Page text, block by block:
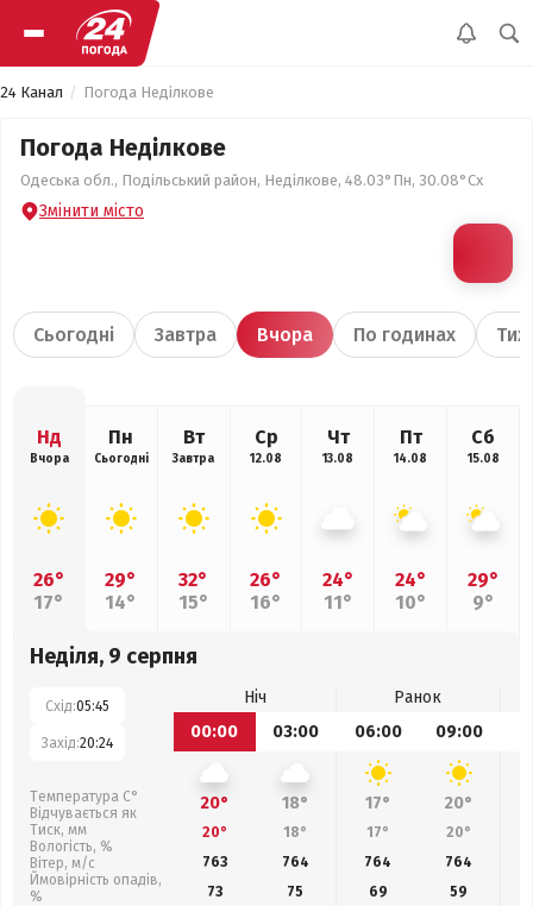
24 Канал Погода Неділкове
Погода Неділкове
Одеська обл., Подільський район, Неділкове, 48.03°Пн, 30.08°Сх
Змінити місто
Сьогодні Завтра Вчора По годинах
Нд
Вчора
26°
17°
Пн
Сьогодні
29°
14°
Вт
Завтра
32°
15°
Ср
12.08
26°
16°
Чт
13.08
24°
11°
Пт
14.08
24°
10°
Сб
15.08
29°
9°
Неділя, 9 серпня
Схід:05:45
Захід:20:24
Температура С°
Відчувається як
Тиск, мм
Вологість, %
Вітер, м/с
Ймовірність опадів,
%
Ніч
Ранок
00:00
03:00 06:00 09:00
20° 18° 17° 20°
20° 18° 17° 20°
763
764 764 764
73
75 69 59